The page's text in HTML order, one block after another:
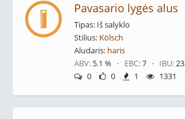
Pavasario lygės alus
Tipas: Iš salyklo
Stilius: Kölsch
Aludaris: haris
ABV: 5.1 % · EBC:7 · IBU:23
0
0 1 1331